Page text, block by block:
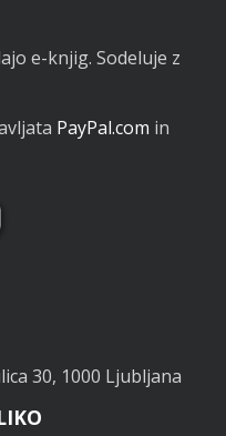
e-knjig. Sodeluje z
PayPal.com in
30, 1000 Ljubljana